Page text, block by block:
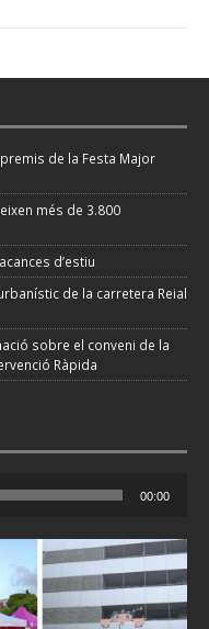
de la Festa Major
més de 3.800
d’estiu
de la carretera Reial
sobre el conveni de la
Ràpida
00:00